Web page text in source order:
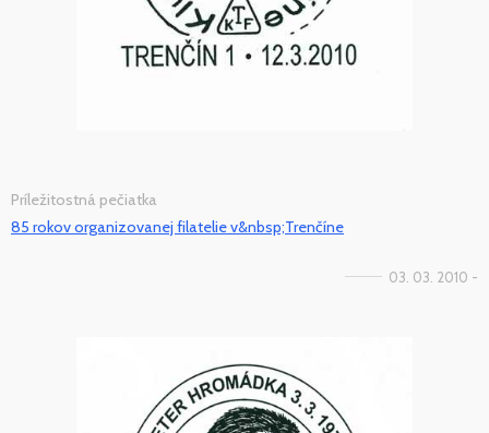
Príležitostná pečiatka
85 rokov organizovanej filatelie v&nbsp;Trenčíne
03. 03. 2010 -